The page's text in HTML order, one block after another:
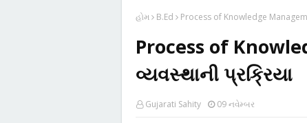
હોમ B.Ed Process of Knowledge
Process of
વ્યવસ્થાની પ્રક્રિયા
Gujarati Sahity 09 નવેમ્બર